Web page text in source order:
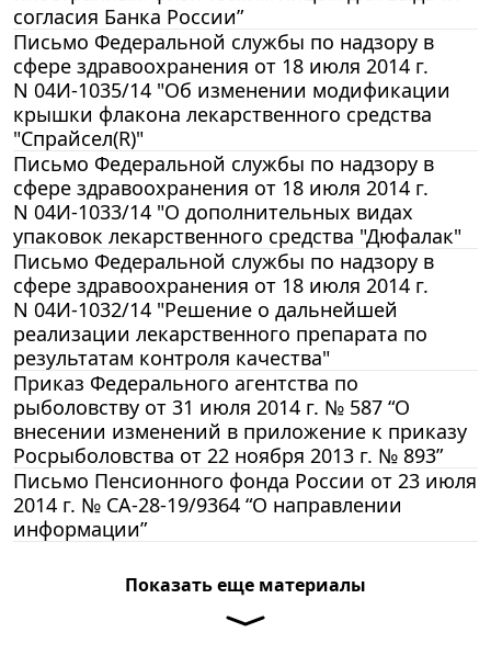
согласия Банка России”
Письмо Федеральной службы по надзору в
сфере здравоохранения от 18 июля 2014 г.
N 04И-1035/14 "Об изменении модификации
крышки флакона лекарственного средства
"Спрайсел(R)"
Письмо Федеральной службы по надзору в
сфере здравоохранения от 18 июля 2014 г.
N 04И-1033/14 "О дополнительных видах
упаковок лекарственного средства "Дюфалак"
Письмо Федеральной службы по надзору в
сфере здравоохранения от 18 июля 2014 г.
N 04И-1032/14 "Решение о дальнейшей
реализации лекарственного препарата по
результатам контроля качества"
Приказ Федерального агентства по
рыболовству от 31 июля 2014 г. № 587 “О
внесении изменений в приложение к приказу
Росрыболовства от 22 ноября 2013 г. № 893”
Письмо Пенсионного фонда России от 23 июля
2014 г. № СА-28-19/9364 “О направлении
информации”
Показать еще материалы